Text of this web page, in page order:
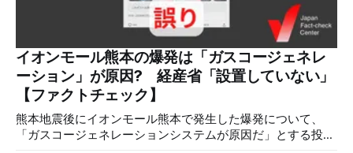
シャル分析ツールMeltwaterで調べると、総投稿数は8月5日
までに約9900件あった(例1,2,3)。拡散のほとんどはXだ。 こ
れらの投稿は根拠を示していないが、「ガス爆発には見えな
いね」「これは 熊本を略奪する為のテロですよ」など、投
稿を真に受けたり、同調する反応が多い。「デマまたは不確
定な情報を流すな」や「陰謀論だよ」などの指摘
イオンモール熊本の爆発は「ガスコージェネレ
ーション」が原因? 経産省「設置していない」
【ファクトチェック】
熊本地震後にイオンモール熊本で発生した爆発について、
「ガスコージェネレーションシステムが原因だ」とする投稿